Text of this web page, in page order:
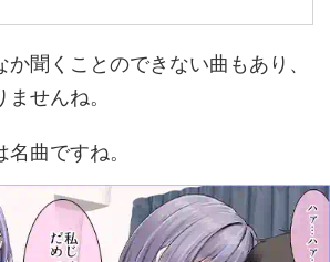
聞くことのできない曲もあり、
せんね。
曲ですね。